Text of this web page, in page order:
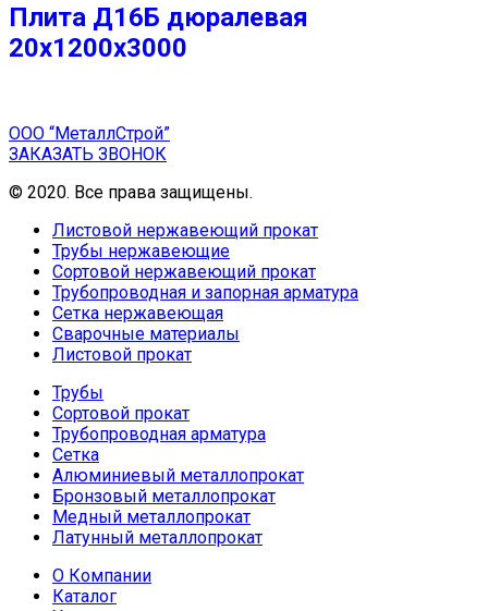
Плита Д16Б дюралевая
20x1200x3000
ООО “МеталлСтрой”
ЗАКАЗАТЬ ЗВОНОК
© 2020. Все права защищены.
Листовой нержавеющий прокат
Трубы нержавеющие
Сортовой нержавеющий прокат
Трубопроводная и запорная арматура
Сетка нержавеющая
Сварочные материалы
Листовой прокат
Трубы
Сортовой прокат
Трубопроводная арматура
Сетка
Алюминиевый металлопрокат
Бронзовый металлопрокат
Медный металлопрокат
Латунный металлопрокат
О Компании
Каталог